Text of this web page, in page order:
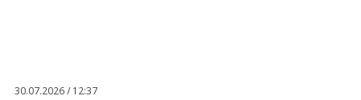
30.07.2026 / 12:37